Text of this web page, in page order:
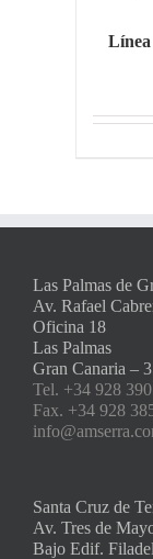
Línea
Las Palmas de
Av. Rafael
Oficina 18
Las Palmas
Gran Canaria –
Tel. +34 928
Fax. +34 928
Santa Cruz de
Av. Tres de
Bajo Edif.